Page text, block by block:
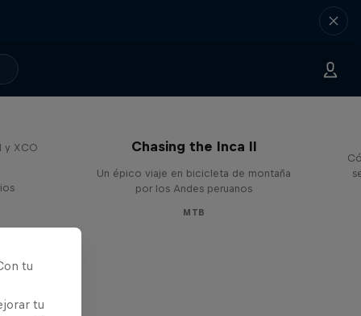
y XCO Chasing the Inca II
Un épico viaje en bicicleta de montaña
por los Andes peruanos
MTB
tu
tu